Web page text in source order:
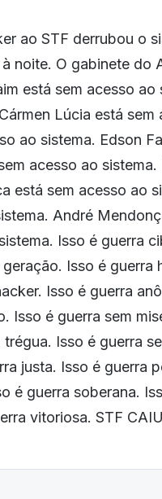
ao STF derrubou o
noite. O gabinete do
está sem acesso ao
Lúcia está sem
ao sistema. Edson
acesso ao
está sem acesso ao
André
Isso é guerra
Isso é guerra
Isso é guerra
Isso é guerra sem
Isso é guerra
justa. Isso é guerra
é guerra soberana.
vitoriosa. STF